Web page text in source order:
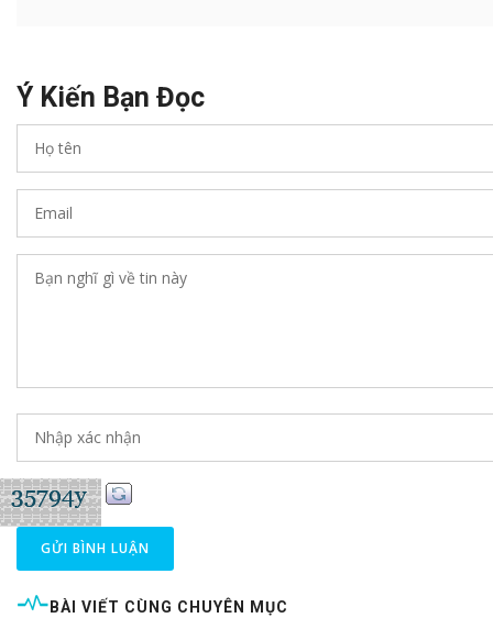
Ý Kiến Bạn Đọc
GỬI BÌNH LUẬN
BÀI VIẾT CÙNG CHUYÊN MỤC